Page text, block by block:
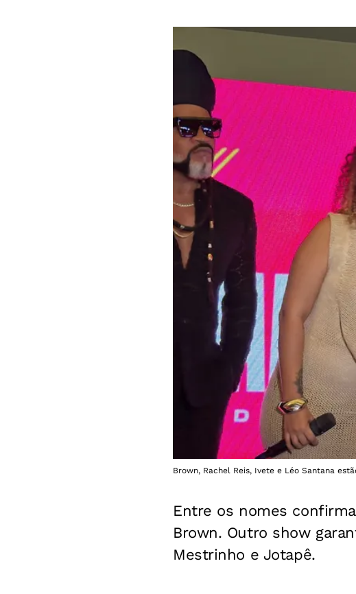
Brown, Rachel Reis, Ivete e Léo Santana
Entre os nomes
Brown. Outro show
Mestrinho e Jotapê.